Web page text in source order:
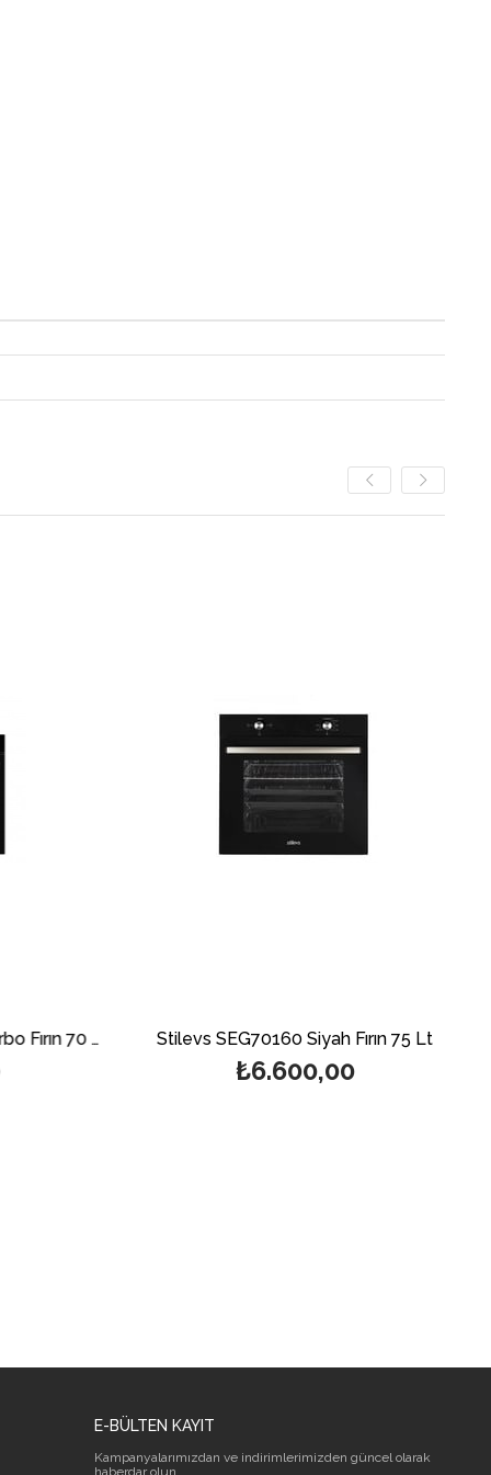
Stilevs SEG70151 Siyah Turbo Fırın 70 Lt Stilevs SEG70160 Siyah Fırın 75 Lt
₺6.600,00
E-BÜLTEN KAYIT
Kampanyalarımızdan ve indirimlerimizden güncel olarak
haberdar olun.